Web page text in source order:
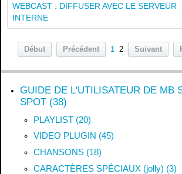
WEBCAST : DIFFUSER AVEC LE SERVEUR
INTERNE
Début Précédent 1 2 Suivant
GUIDE DE L'UTILISATEUR DE MB
SPOT (38)
PLAYLIST (20)
VIDEO PLUGIN (45)
CHANSONS (18)
CARACTÈRES SPÉCIAUX (jolly) (3)